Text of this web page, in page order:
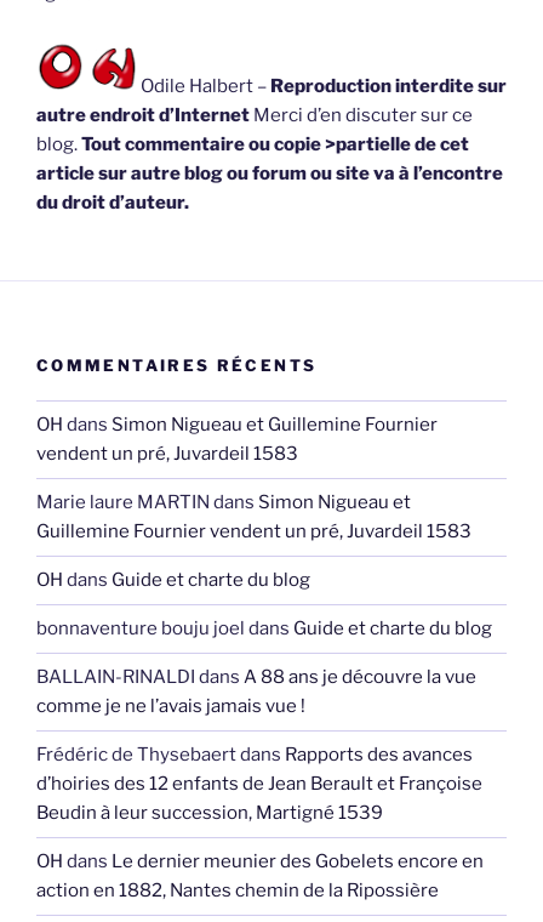
Odile Halbert – Reproduction interdite sur
autre endroit d’Internet Merci d’en discuter sur ce
blog.Tout commentaire ou copie >partielle de cet
article sur autre blog ou forum ou site va à l’encontre
du droit d’auteur.
COMMENTAIRES RÉCENTS
OH dans Simon Nigueau et Guillemine Fournier
vendent un pré, Juvardeil 1583
Marie laure MARTIN dans Simon Nigueau et
Guillemine Fournier vendent un pré, Juvardeil 1583
OH dans Guide et charte du blog
bonnaventure bouju joel dans Guide et charte du blog
BALLAIN-RINALDI dans A 88 ans je découvre la vue
comme je ne l’avais jamais vue !
Frédéric de Thysebaertdans Rapports des avances
d’hoiries des 12 enfants de Jean Berault et Françoise
Beudin à leur succession, Martigné 1539
OH dans Le dernier meunier des Gobelets encore en
action en 1882, Nantes chemin de la Ripossière